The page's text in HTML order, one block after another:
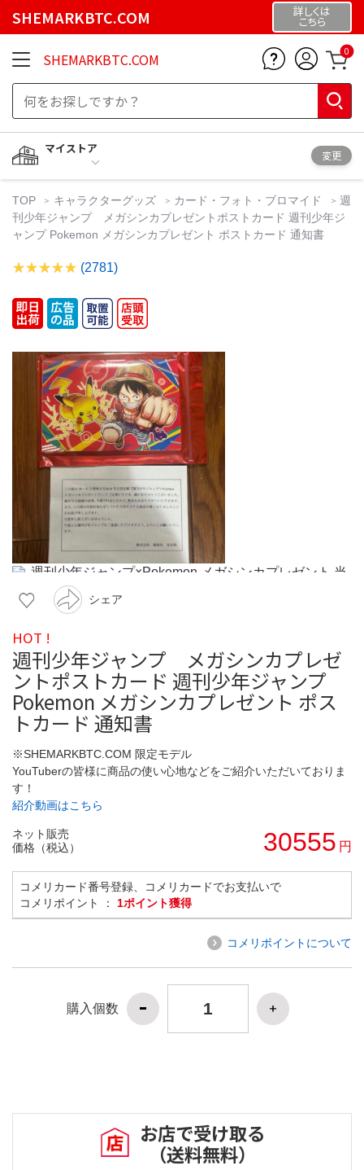
SHEMARKBTC.COM 詳しくは
こちら
SHEMARKBTC.COM 0
マイストア
変更
TOP キャラクターグッズ カード・フォト・ブロマイド
週
刊少年ジャンプ メガシンカプレゼントポストカード 週刊少年ジ
ャンプ Pokemon メガシンカプレゼント ポストカード 通知書
(2781)
シェア
HOT !
週刊少年ジャンプ メガシンカプレゼ
ントポストカード 週刊少年ジャンプ
Pokemon メガシンカプレゼント ポス
トカード 通知書
※SHEMARKBTC.COM 限定モデル
YouTuberの皆様に商品の使い心地などをご紹介いただいておりま
す！
紹介動画はこちら
ネット販売
価格（税込）
30555 円
コメリカード番号登録、コメリカードでお支払いで
コメリポイント ： 1ポイント獲得
コメリポイントについて
購入個数
お店で受け取る
（送料無料）